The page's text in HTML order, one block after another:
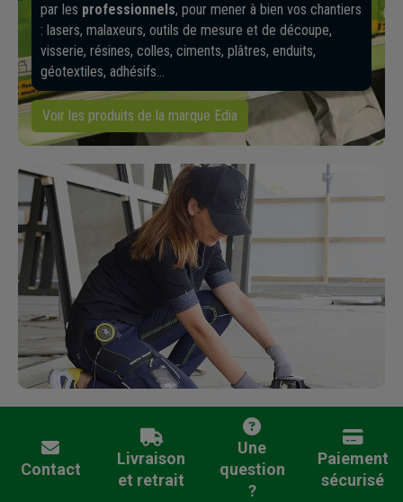
par les professionnels, pour mener à bien vos chantiers
: lasers, malaxeurs, outils de mesure et de découpe,
visserie, résines, colles, ciments, plâtres, enduits,
géotextiles, adhésifs…
Voir les produits de la marque Edia
Contact
Livraison
et retrait
Une
question
?
Paiement
sécurisé